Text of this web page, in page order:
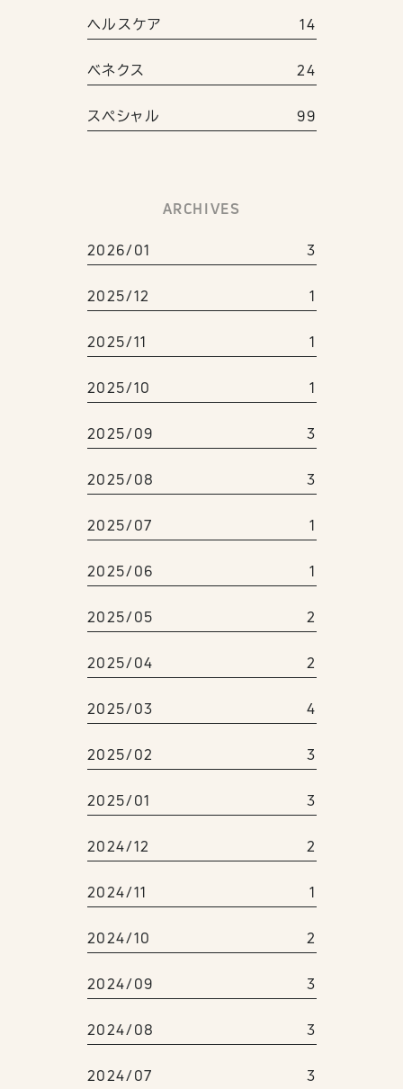
ヘルスケア 14
ベネクス 24
スペシャル 99
ARCHIVES
2026/01 3
2025/12 1
2025/11 1
2025/10 1
2025/09 3
2025/08 3
2025/07 1
2025/06 1
2025/05 2
2025/04 2
2025/03 4
2025/02 3
2025/01 3
2024/12 2
2024/11 1
2024/10 2
2024/09 3
2024/08 3
2024/07 3